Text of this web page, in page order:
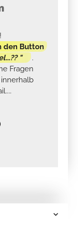
den Button
"
.
Fragen